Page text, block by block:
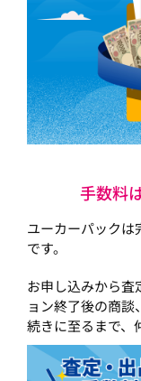
手数料
ユーカーパックは
です。
お申し込みから査
ョン終了後の商
続きに至るまで、